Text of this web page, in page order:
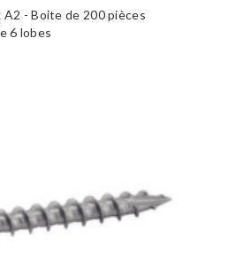
A2 - Boite de 200 pièces
6 lobes